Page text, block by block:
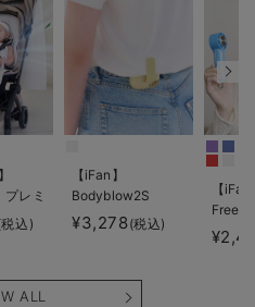
レミ
込)
【iFan】
Bodyblow2S
¥3,278(税込)
【
Freeze
ALL